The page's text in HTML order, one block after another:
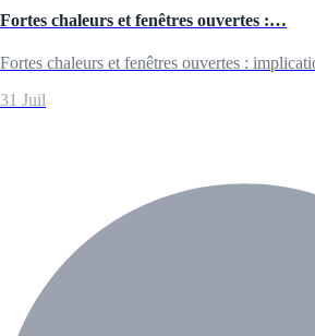
Fortes chaleurs et fenêtres ouvertes :…
Fortes chaleurs et fenêtres ouvertes :
31 Juil